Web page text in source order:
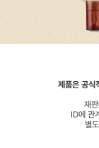
제품은 공식
재
ID에 관
별